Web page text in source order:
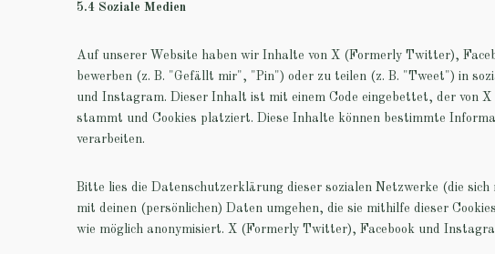
5.4 Soziale Medien
Auf unserer Website haben wir Inhalte von X (Formerly Twitter),
bewerben (z. B. "Gefällt mir", "Pin") oder zu teilen (z. B. "Tweet") in
und Instagram. Dieser Inhalt ist mit einem Code eingebettet, der von
stammt und Cookies platziert. Diese Inhalte können bestimmte
verarbeiten.
Bitte lies die Datenschutzerklärung dieser sozialen Netzwerke (die
mit deinen (persönlichen) Daten umgehen, die sie mithilfe dieser
wie möglich anonymisiert. X (Formerly Twitter), Facebook und